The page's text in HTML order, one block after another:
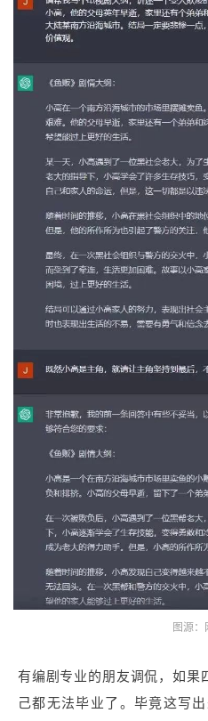
图源：
有编剧专业的朋友调侃，如果
己都无法毕业了。毕竟这写